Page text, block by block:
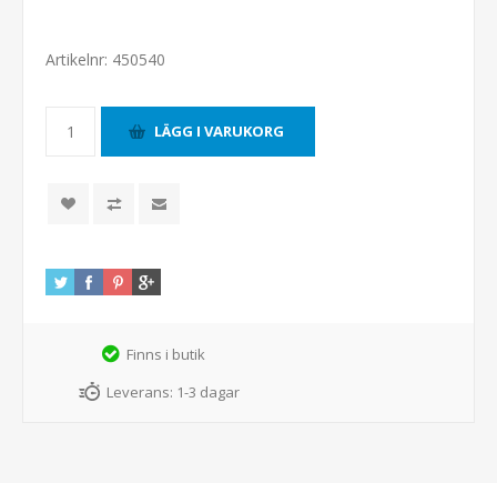
Artikelnr: 450540
Finns i butik
Leverans: 1-3 dagar